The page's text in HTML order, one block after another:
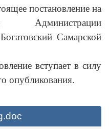
постановление на
Администрации
Самарской
вступает в силу
опубликования.